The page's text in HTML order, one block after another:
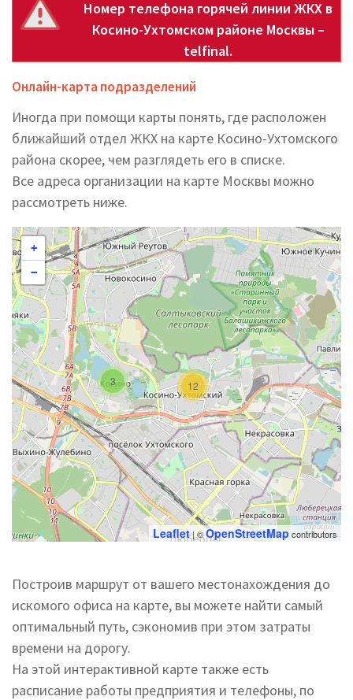
Номер телефона горячей линии ЖКХ в
Косино-Ухтомском районе Москвы –
telfinal.
Онлайн-карта подразделений
Иногда при помощи карты понять, где расположен
ближайший отдел ЖКХ на карте Косино-Ухтомского
района скорее, чем разглядеть его в списке.
Все адреса организации на карте Москвы можно
рассмотреть ниже.
3 12
+
−
Leaflet| ©OpenStreetMap contributors
Построив маршрут от вашего местонахождения до
искомого офиса на карте, вы можете найти самый
оптимальный путь, сэкономив при этом затраты
времени на дорогу.
На этой интерактивной карте также есть
расписание работы предприятия и телефоны, по